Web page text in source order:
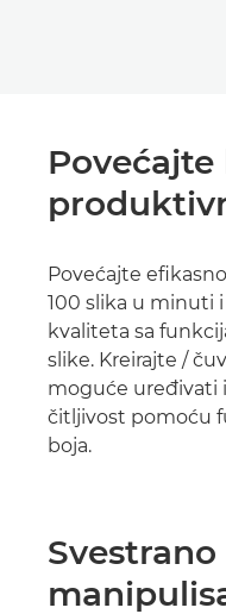
Povećajte
100 slika u minuti
kvaliteta sa
slike. Kreirajte /
moguće uređivati
čitljivost pomoću
boja.